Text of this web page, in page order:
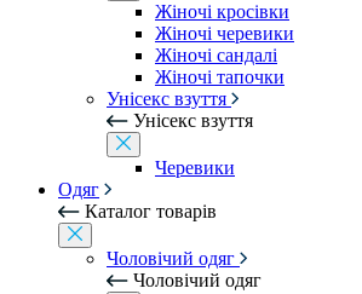
Жіночі кросівки
Жіночі черевики
Жіночі сандалі
Жіночі тапочки
Унісекс взуття
Унісекс взуття
Черевики
Одяг
Каталог товарів
Чоловічий одяг
Чоловічий одяг